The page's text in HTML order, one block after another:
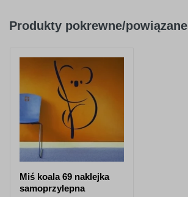
Produkty pokrewne/powiązane
Miś koala 69 naklejka
samoprzylepna